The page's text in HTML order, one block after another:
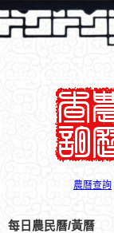
農曆查詢
每日農民曆/黃曆